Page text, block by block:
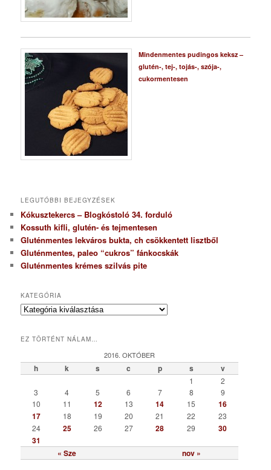
Mindenmentes pudingos keksz –
glutén-, tej-, tojás-, szója-,
cukormentesen
LEGUTÓBBI BEJEGYZÉSEK
Kókusztekercs – Blogkóstoló 34. forduló
Kossuth kifli, glutén- és tejmentesen
Gluténmentes lekváros bukta, ch csökkentett lisztből
Gluténmentes, paleo “cukros” fánkocskák
Gluténmentes krémes szilvás pite
KATEGÓRIA
K
e
r
EZ TÖRTÉNT NÁLAM…
2016. OKTÓBER
h k s c p s v
« Sze nov »
1
2
3
4 5 6 7 8
9
10
11 12 13 14 15
16
17
18 19 20 21 22
23
24
25 26 27 28 29
30
31